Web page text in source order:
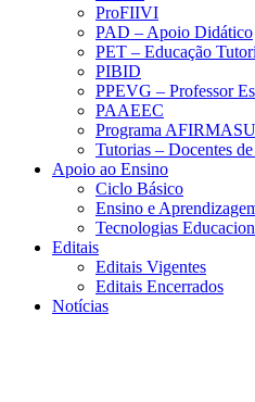
ProFIIVI
PAD – Apoio Didático
PET – Educação
PIBID
PPEVG – Professor
PAAEEC
Programa
Tutorias – Docentes
Apoio ao Ensino
Ciclo Básico
Ensino e
Tecnologias
Editais
Editais Vigentes
Editais Encerrados
Notícias